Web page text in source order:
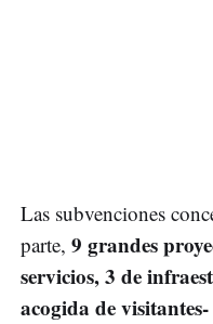
Las subvenciones
parte, 9 grandes
servicios, 3 de
acogida de visitantes-